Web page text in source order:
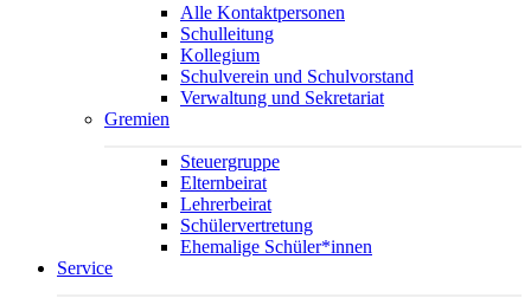
Alle Kontaktpersonen
Schulleitung
Kollegium
Schulverein und Schulvorstand
Verwaltung und Sekretariat
Gremien
Steuergruppe
Elternbeirat
Lehrerbeirat
Schülervertretung
Ehemalige Schüler*innen
Service